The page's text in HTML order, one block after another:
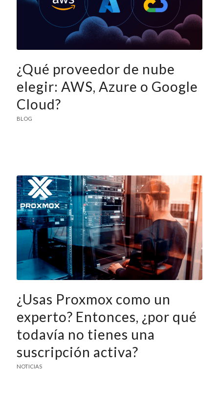
¿Qué proveedor de nube
elegir: AWS, Azure o Google
Cloud?
BLOG
¿Usas Proxmox como un
experto? Entonces, ¿por qué
todavía no tienes una
suscripción activa?
NOTICIAS